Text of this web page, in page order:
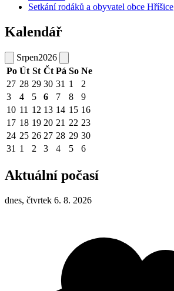
Setkání rodáků a obyvatel obce Hříšice
Kalendář
Srpen2026
Po Út St Čt Pá So Ne
27 28 29 30 31 1
2
3
4 5 6 7 8
9
10 11 12 13 14 15 16
17 18 19 20 21 22 23
24 25 26 27 28 29 30
31 1 2 3 4 5 6
Aktuální počasí
dnes, čtvrtek 6. 8. 2026